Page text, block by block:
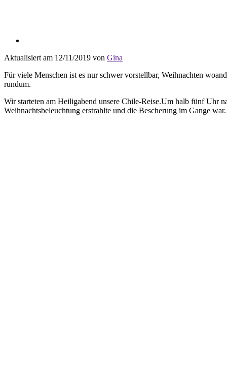
Aktualisiert am 12/11/2019 von Gina
Für viele Menschen ist es nur schwer vorstellbar, Weihnachten
rundum.
Wir starteten am Heiligabend unsere Chile-Reise.Um halb fünf Uhr
Weihnachtsbeleuchtung erstrahlte und die Bescherung im Gange